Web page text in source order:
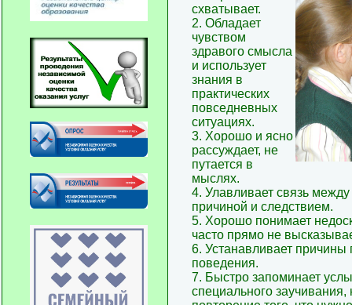
схватывает.
2. Обладает
чувством
здравого смысла
и использует
знания в
практических
повседневных
ситуациях.
3. Хорошо и ясно
рассуждает, не
путается в
мыслях.
4. Улавливает связь
причиной и следствием.
5. Хорошо понимает
часто прямо не
6. Устанавливает причины
поведения.
7. Быстро запоминает
специального